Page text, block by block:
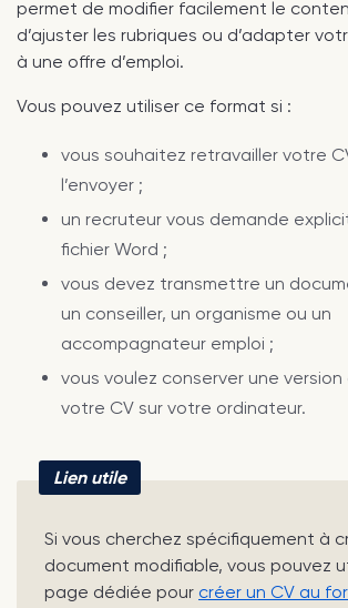
permet de modifier facilement le
d’ajuster les rubriques ou d’adapter
à une offre d’emploi.
Vous pouvez utiliser ce format si :
vous souhaitez retravailler votre
l’envoyer ;
un recruteur vous demande
fichier Word ;
vous devez transmettre un
un conseiller, un organisme ou un
accompagnateur emploi ;
vous voulez conserver une
votre CV sur votre ordinateur.
Lien utile
Si vous cherchez spécifiquement à
document modifiable, vous pouvez
page dédiée pour créer un CV au